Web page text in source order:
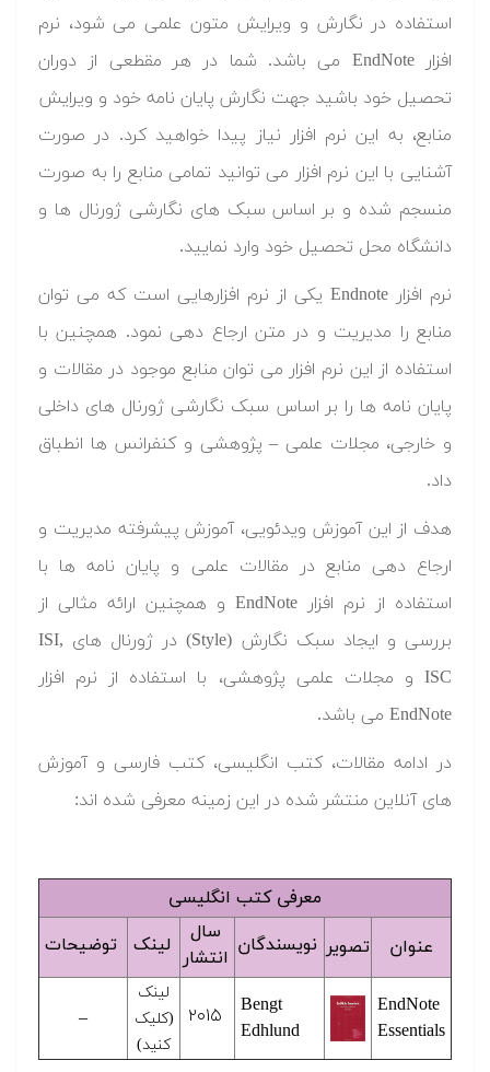
استفاده در نگارش و ویرایش متون علمی می شود، نرم
افزار EndNote می باشد. شما در هر مقطعی از دوران
تحصیل خود باشید جهت نگارش پایان نامه خود و ویرایش
منابع، به این نرم افزار نیاز پیدا خواهید کرد. در صورت
آشنایی با این نرم افزار می توانید تمامی منابع را به صورت
منسجم شده و بر اساس سبک های نگارشی ژورنال ها و
دانشگاه محل تحصیل خود وارد نمایید.
نرم افزار Endnote یکی از نرم افزارهایی است که می توان
منابع را مدیریت و در متن ارجاع دهی نمود. همچنین با
استفاده از این نرم افزار می توان منابع موجود در مقالات و
پایان نامه ها را بر اساس سبک نگارشی ژورنال های داخلی
و خارجی، مجلات علمی – پژوهشی و کنفرانس ها انطباق
داد.
هدف از این آموزش ویدئویی، آموزش پیشرفته مدیریت و
ارجاع دهی منابع در مقالات علمی و پایان نامه ها با
استفاده از نرم افزار EndNote و همچنین ارائه مثالی از
بررسی و ایجاد سبک نگارش (Style) در ژورنال های ISI,
ISC و مجلات علمی پژوهشی، با استفاده از نرم افزار
EndNote می باشد.
در ادامه مقالات، کتب انگلیسی، کتب فارسی و آموزش
های آنلاین منتشر شده در این زمینه معرفی شده اند:
معرفی کتب انگلیسی
عنوان تصویر نویسندگان
سال
انتشار
لینک توضیحات
EndNote
Essentials
Bengt
Edhlund
۲۰۱۵
لینک
(کلیک
کنید)
–